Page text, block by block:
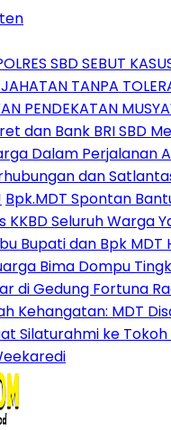
SBD SEBUT
TANPA
PENDEKATAN
dan Bank BRI SBD
Dalam Perjalanan
dan
Bpk.MDT Spontan
KKBD Seluruh Warga
Bupati dan Bpk MDT
Bima Dompu
di Gedung Fortuna
Kehangatan: MDT
Silaturahmi ke